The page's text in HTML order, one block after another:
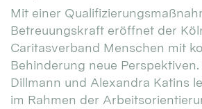
Mit einer
Betreuungskraft eröffnet der
Caritasverband Menschen mit
Behinderung neue
Dillmann und Alexandra Katins
im Rahmen der